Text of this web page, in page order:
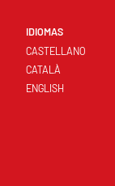
IDIOMAS
CASTELLANO
CATALÀ
ENGLISH